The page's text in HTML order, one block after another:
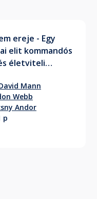
ereje - Egy
elit kommandós
életviteli
Mann
Webb
Andor
p